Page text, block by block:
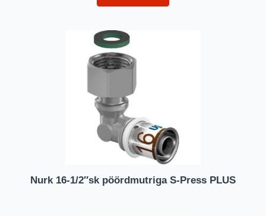
Nurk 16-1/2″sk pöördmutriga S-Press PLUS